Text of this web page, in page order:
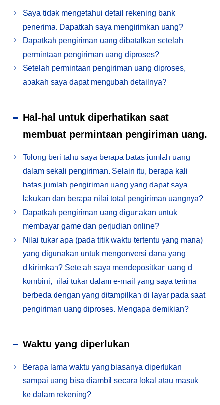
Saya tidak mengetahui detail rekening bank
penerima. Dapatkah saya mengirimkan uang?
Dapatkah pengiriman uang dibatalkan setelah
permintaan pengiriman uang diproses?
Setelah permintaan pengiriman uang diproses,
apakah saya dapat mengubah detailnya?
Hal-hal untuk diperhatikan saat
membuat permintaan pengiriman uang.
Tolong beri tahu saya berapa batas jumlah uang
dalam sekali pengiriman. Selain itu, berapa kali
batas jumlah pengiriman uang yang dapat saya
lakukan dan berapa nilai total pengiriman uangnya?
Dapatkah pengiriman uang digunakan untuk
membayar game dan perjudian online?
Nilai tukar apa (pada titik waktu tertentu yang mana)
yang digunakan untuk mengonversi dana yang
dikirimkan? Setelah saya mendepositkan uang di
kombini, nilai tukar dalam e-mail yang saya terima
berbeda dengan yang ditampilkan di layar pada saat
pengiriman uang diproses. Mengapa demikian?
Waktu yang diperlukan
Berapa lama waktu yang biasanya diperlukan
sampai uang bisa diambil secara lokal atau masuk
ke dalam rekening?